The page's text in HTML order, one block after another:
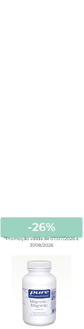
-26%
*Promoção válida de 07/07/2026 a
31/08/2026